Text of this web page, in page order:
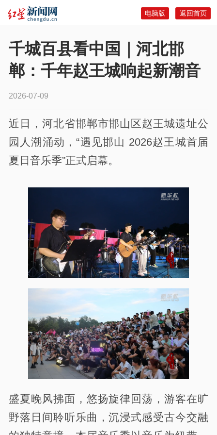
返回首页
电脑版
千城百县看中国｜河北邯
郸：千年赵王城响起新潮音
2026-07-09
近日，河北省邯郸市邯山区赵王城遗址公
园人潮涌动，“遇见邯山 2026赵王城首届
夏日音乐季”正式启幕。
盛夏晚风拂面，悠扬旋律回荡，游客在旷
野落日间聆听乐曲，沉浸式感受古今交融